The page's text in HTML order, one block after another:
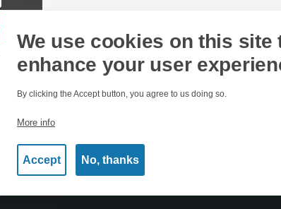
We use cookies on this site
enhance your user
By clicking the Accept button, you agree to us doing so.
More info
Accept No, thanks